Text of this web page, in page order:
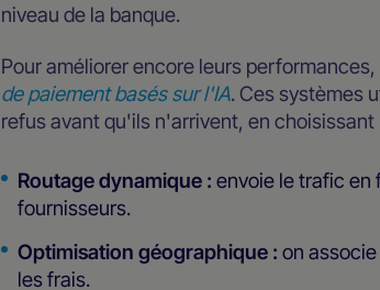
niveau de la banque.
Pour améliorer encore leurs
de paiement basés sur l'IA. Ces systèmes
refus avant qu'ils n'arrivent, en
Routage dynamique : envoie le trafic en
fournisseurs.
Optimisation géographique : on
les frais.